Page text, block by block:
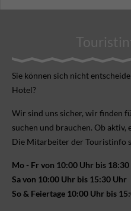
Sie können sich nicht
Hotel?
Wir sind uns sicher, wir finden
suchen und brauchen. Ob
Die Mitarbeiter der Touristinfo
Mo - Fr von 10:00 Uhr bis
Sa von 10:00 Uhr bis 15:30 Uhr
So & Feiertage 10:00 Uhr bis